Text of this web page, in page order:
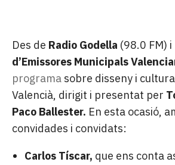
Des de Radio Godella (98.0 FM) i
d’Emissores Municipals
programa sobre disseny i
Valencià, dirigit i presentat per
Paco Ballester. En esta ocasió,
convidades i convidats:
Carlos Tíscar, que ens conta